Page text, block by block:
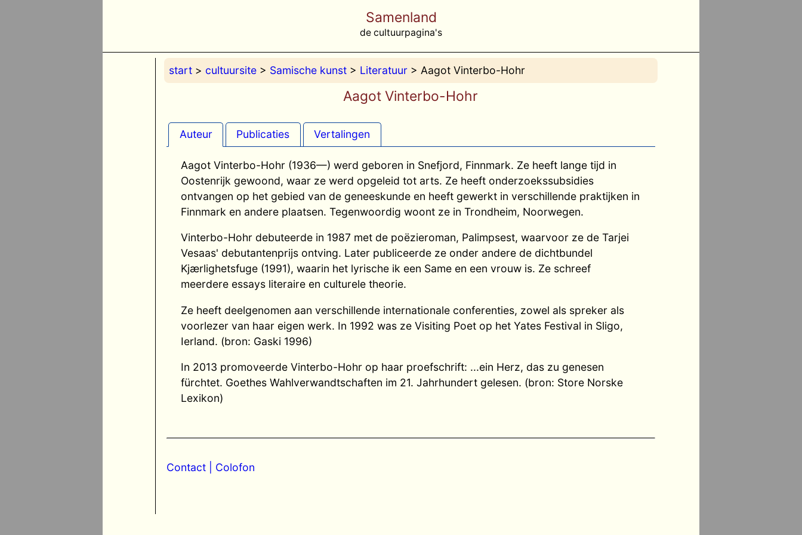
Samenland
de cultuurpagina's
start > cultuursite > Samische kunst > Literatuur > Aagot Vinterbo-Hohr
Aagot Vinterbo-Hohr
Auteur Publicaties Vertalingen
Aagot Vinterbo-Hohr (1936—) werd geboren in Snefjord, Finnmark. Ze heeft lange tijd in
Oostenrijk gewoond, waar ze werd opgeleid tot arts. Ze heeft onderzoekssubsidies
ontvangen op het gebied van de geneeskunde en heeft gewerkt in verschillende praktijken in
Finnmark en andere plaatsen. Tegenwoordig woont ze in Trondheim, Noorwegen.
Vinterbo-Hohr debuteerde in 1987 met de poëzieroman, Palimpsest, waarvoor ze de Tarjei
Vesaas' debutantenprijs ontving. Later publiceerde ze onder andere de dichtbundel
Kjærlighetsfuge (1991), waarin het lyrische ik een Same en een vrouw is. Ze schreef
meerdere essays literaire en culturele theorie.
Ze heeft deelgenomen aan verschillende internationale conferenties, zowel als spreker als
voorlezer van haar eigen werk. In 1992 was ze Visiting Poet op het Yates Festival in Sligo,
Ierland. (bron: Gaski 1996)
In 2013 promoveerde Vinterbo-Hohr op haar proefschrift: ...ein Herz, das zu genesen
fürchtet. Goethes Wahlverwandtschaften im 21. Jahrhundert gelesen. (bron: Store Norske
Lexikon)
Contact| Colofon